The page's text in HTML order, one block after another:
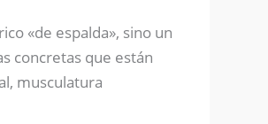
«de espalda», sino un
concretas que están
musculatura